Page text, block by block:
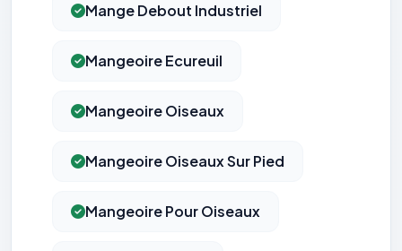
Mange Debout Industriel
Mangeoire Ecureuil
Mangeoire Oiseaux
Mangeoire Oiseaux Sur Pied
Mangeoire Pour Oiseaux